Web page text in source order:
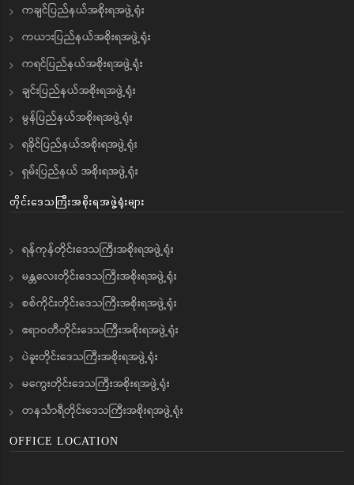
ကချင်ပြည်နယ်အစိုးရအဖွဲ့ရုံး
ကယားပြည်နယ်အစိုးရအဖွဲ့ရုံး
ကရင်ပြည်နယ်အစိုးရအဖွဲ့ရုံး
ချင်းပြည်နယ်အစိုးရအဖွဲ့ရုံး
မွန်ပြည်နယ်အစိုးရအဖွဲ့ရုံး
ရခိုင်ပြည်နယ်အစိုးရအဖွဲ့ရုံး
ရှမ်းပြည်နယ် အစိုးရအဖွဲ့ရုံး
တိုင်းဒေသကြီးအစိုးရအဖွဲ့ရုံးများ
ရန်ကုန်တိုင်းဒေသကြီးအစိုးရအဖွဲ့ရုံး
မန္တလေးတိုင်းဒေသကြီးအစိုးရအဖွဲ့ရုံး
စစ်ကိုင်းတိုင်းဒေသကြီးအစိုးရအဖွဲ့ရုံး
ဧရာဝတီတိုင်းဒေသကြီးအစိုးရအဖွဲ့ရုံး
ပဲခူးတိုင်းဒေသကြီးအစိုးရအဖွဲ့ရုံး
မကွေးတိုင်းဒေသကြီးအစိုးရအဖွဲ့ရုံး
တနင်္သာရီတိုင်းဒေသကြီးအစိုးရအဖွဲ့ရုံး
OFFICE LOCATION